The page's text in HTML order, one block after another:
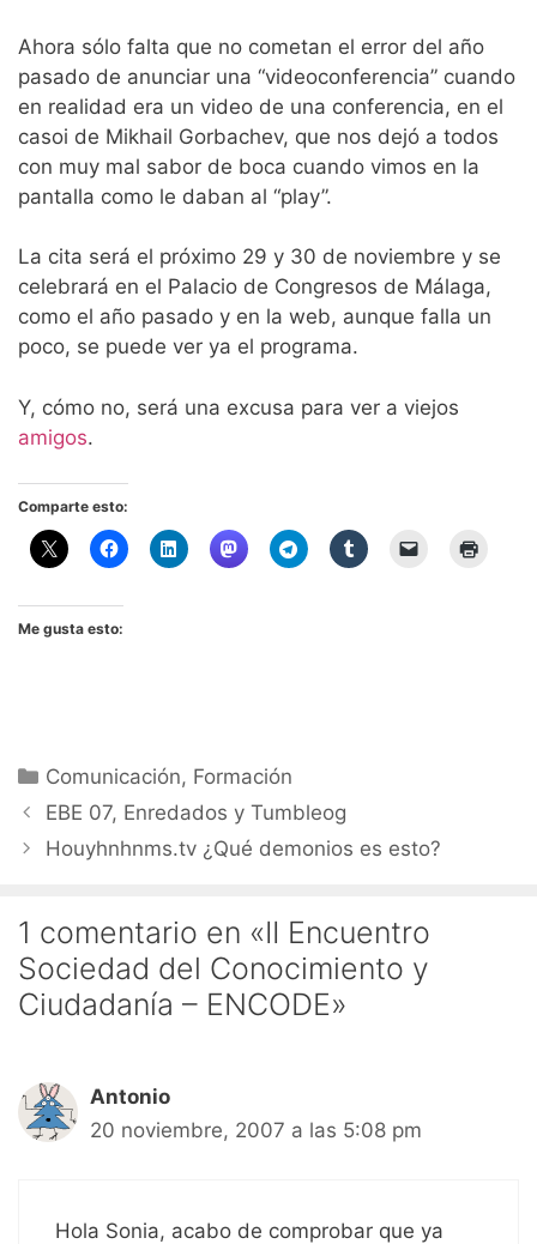
Ahora sólo falta que no cometan el error del año
pasado de anunciar una “videoconferencia” cuando
en realidad era un video de una conferencia, en el
casoi de Mikhail Gorbachev, que nos dejó a todos
con muy mal sabor de boca cuando vimos en la
pantalla como le daban al “play”.
La cita será el próximo 29 y 30 de noviembre y se
celebrará en el Palacio de Congresos de Málaga,
como el año pasado y en la web, aunque falla un
poco, se puede ver ya el programa.
Y, cómo no, será una excusa para ver a viejos
amigos.
Comparte esto:
Me gusta esto:
Categorías
Comunicación, Formación
EBE 07, Enredados y Tumbleog
Houyhnhnms.tv ¿Qué demonios es esto?
1 comentario en «II Encuentro
Sociedad del Conocimiento y
Ciudadanía – ENCODE»
Antonio
20 noviembre, 2007 a las 5:08 pm
Hola Sonia, acabo de comprobar que ya